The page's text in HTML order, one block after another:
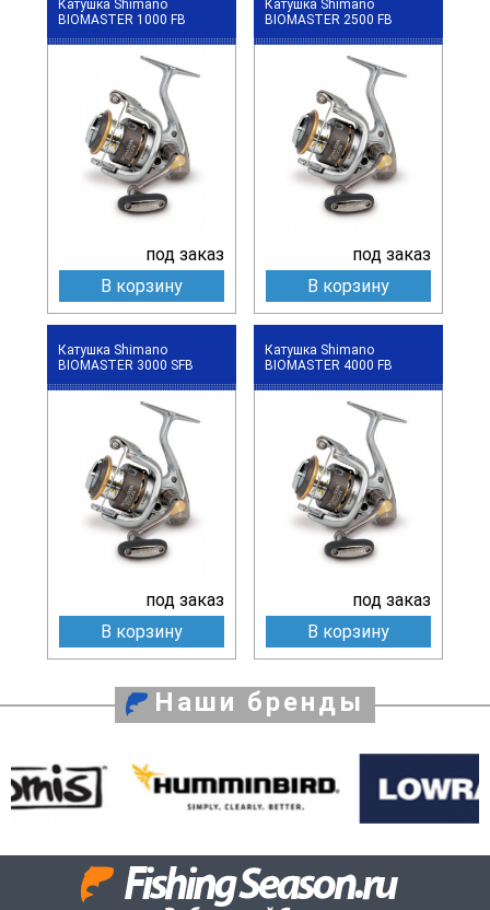
Катушка Shimano
BIOMASTER 1000 FB
под заказ
В корзину
Катушка Shimano
BIOMASTER 2500 FB
под заказ
В корзину
Катушка Shimano
BIOMASTER 3000 SFB
под заказ
В корзину
Катушка Shimano
BIOMASTER 4000 FB
под заказ
В корзину
Наши бренды